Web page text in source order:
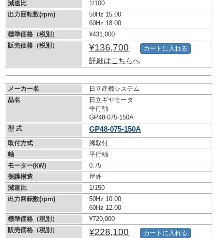
減速比
1/100
出力回転数(rpm)
50Hz 15.00
60Hz 18.00
標準価格（税別）
¥431,000
販売価格（税別）
¥136,700
詳細はこちらへ
カートに入れる
メーカー名
日立産機システム
品名
日立ギヤモータ
平行軸
GP48-075-150A
型 式
GP48-075-150A
取付方式
脚取付
軸
平行軸
モーター(kW)
0.75
保護構造
屋外
減速比
1/150
出力回転数(rpm)
50Hz 10.00
60Hz 12.00
標準価格（税別）
¥720,000
販売価格（税別）
¥228,100 カートに入れる